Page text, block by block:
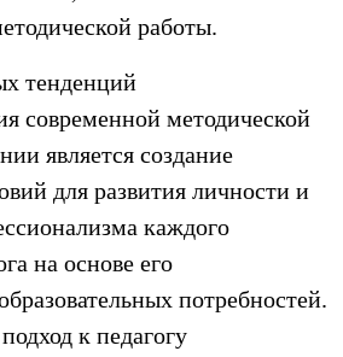
работы.
тенденций
современной методической
является создание
для развития личности и
каждого
на основе его
потребностей.
к педагогу